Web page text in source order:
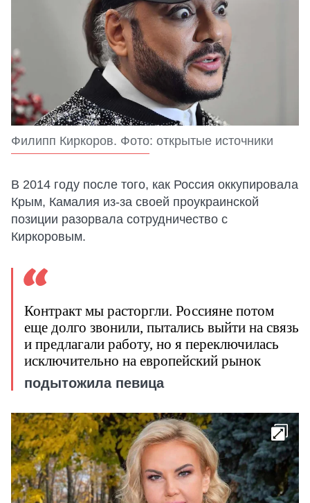
Филипп Киркоров. Фото: открытые источники
В 2014 году после того, как Россия оккупировала
Крым, Камалия из-за своей проукраинской
позиции разорвала сотрудничество с
Киркоровым.
Контракт мы расторгли. Россияне потом
еще долго звонили, пытались выйти на связь
и предлагали работу, но я переключилась
исключительно на европейский рынок
подытожила певица